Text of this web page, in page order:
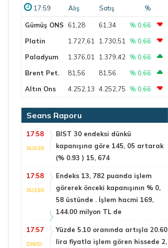
17:59 Alış Satış %
Gümüş ONS 61,28 61,34
% 0,66
Platin
1.727,61 1.730,51
% 0,66
Paladyum
1.376,01 1.379,42
% 0,66
Brent Pet.
81,56 81,56
% 0,66
Altın Ons
4.252,13 4.252,75 % 0,66
Seans Raporu
17:58
XU030
BIST 30 endeksi dünkü
kapanışına göre 145, 05 artarak
(% 0.93 ) 15, 674
17:58
XU100
Endeks 13, 782 puanda işlem
görerek önceki kapanışının % 0,
58 üstünde . İşlem hacmi 169,
144.00 milyon TL de
17:57
DNISI
Yüzde 5.10 oranında artışla 20.60
lira fiyatla işlem gören hissede 2,